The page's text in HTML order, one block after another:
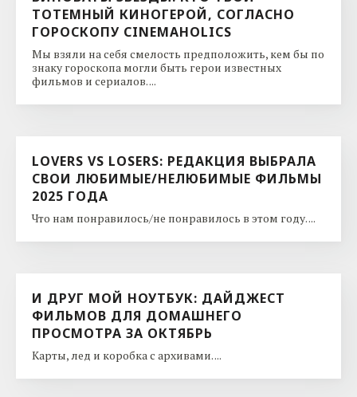
ТОТЕМНЫЙ КИНОГЕРОЙ, СОГЛАСНО
ГОРОСКОПУ CINEMAHOLICS
Мы взяли на себя смелость предположить, кем бы по
знаку гороскопа могли быть герои известных
фильмов и сериалов. ...
LOVERS VS LOSERS: РЕДАКЦИЯ ВЫБРАЛА
СВОИ ЛЮБИМЫЕ/НЕЛЮБИМЫЕ ФИЛЬМЫ
2025 ГОДА
Что нам понравилось/не понравилось в этом году. ...
И ДРУГ МОЙ НОУТБУК: ДАЙДЖЕСТ
ФИЛЬМОВ ДЛЯ ДОМАШНЕГО
ПРОСМОТРА ЗА ОКТЯБРЬ
Карты, лед и коробка с архивами. ...